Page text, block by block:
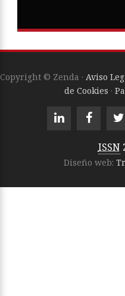
Copyright © Zenda · Aviso
de Cookies ·
ISSN
Diseño web: